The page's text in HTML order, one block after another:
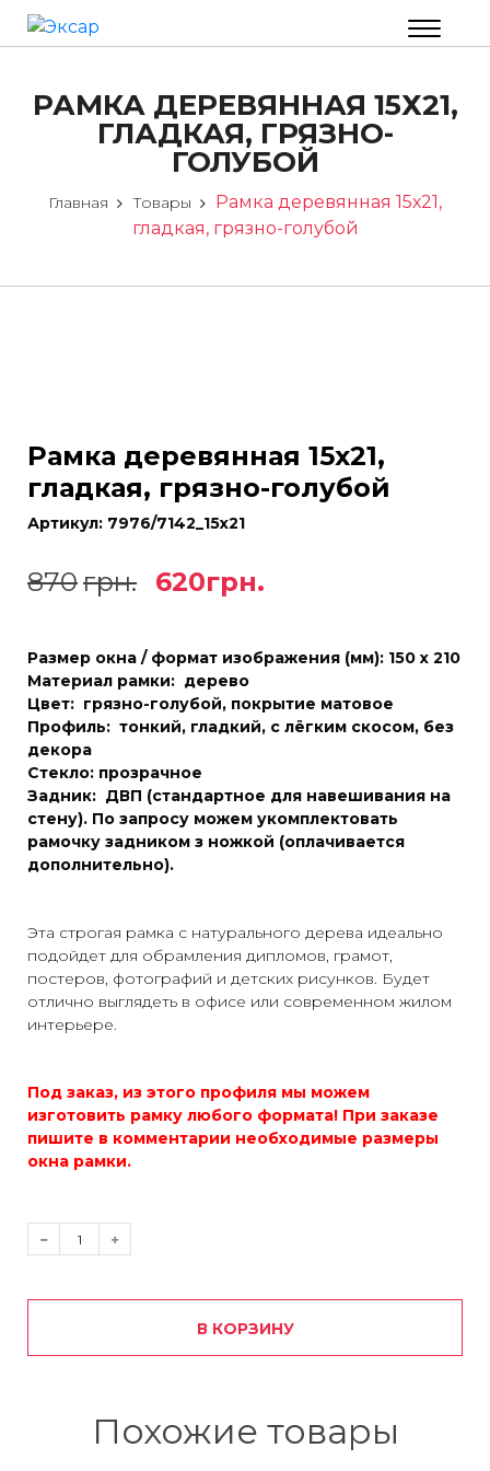
РАМКА ДЕРЕВЯННАЯ 15Х21,
ГЛАДКАЯ, ГРЯЗНО-
ГОЛУБОЙ
Главная Товары
Рамка деревянная 15х21,
гладкая, грязно-голубой
Рамка деревянная 15х21,
гладкая, грязно-голубой
Артикул: 7976/7142_15х21
870грн. 620грн.
Размер окна / формат изображения (мм): 150 х 210
Материал рамки: дерево
Цвет: грязно-голубой, покрытие матовое
Профиль: тонкий, гладкий, с лёгким скосом, без
декора
Стекло: прозрачное
Задник: ДВП (стандартное для навешивания на
стену). По запросу можем укомплектовать
рамочку задником з ножкой (оплачивается
дополнительно).
Эта строгая рамка с натурального дерева идеально
подойдет для обрамления дипломов, грамот,
постеров, фотографий и детских рисунков. Будет
отлично выглядеть в офисе или современном жилом
интерьере.
Под заказ, из этого профиля мы можем
изготовить рамку любого формата! При заказе
пишите в комментарии необходимые размеры
окна рамки.
В КОРЗИНУ
Похожие товары